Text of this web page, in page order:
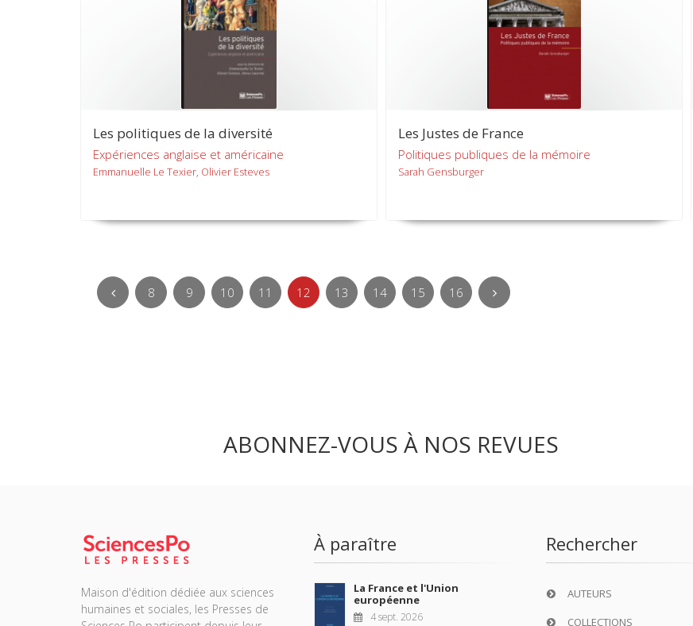
Les politiques de la diversité
Expériences anglaise et américaine
Emmanuelle Le Texier, Olivier Esteves
Les Justes de France
Politiques publiques de la mémoire
Sarah Gensburger
8 9 10 11 12 13 14 15 16
ABONNEZ-VOUS À NOS REVUES
Maison d'édition dédiée aux sciences
humaines et sociales, les Presses de
À paraître
La France et l'Union
européenne
4 sept. 2026
Rechercher
AUTEURS
COLLECTIONS